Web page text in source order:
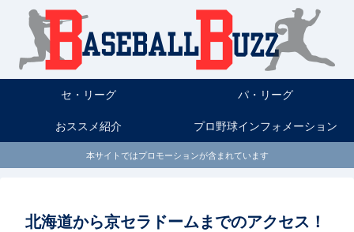
セ・リーグ パ・リーグ
おススメ紹介 プロ野球インフォメーション
本サイトではプロモーションが含まれています
北海道から京セラドームまでのアクセス！